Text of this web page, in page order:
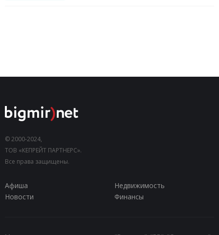
© 2000-2024,
ТОВ «КЕПРЕЙТ ПАРТНЕРС».
Все права защищены.
Афиша
Недвижимость
Новости
Финансы